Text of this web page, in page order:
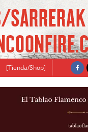
[Tienda/Shop]